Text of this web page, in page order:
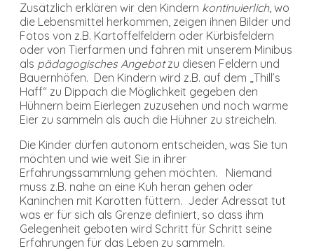
Zusätzlich erklären wir den Kindern kontinuierlich, wo
die Lebensmittel herkommen, zeigen ihnen Bilder und
Fotos von z.B. Kartoffelfeldern oder Kürbisfeldern
oder von Tierfarmen und fahren mit unserem Minibus
als pädagogisches Angebotzu diesen Feldern und
Bauernhöfen. Den Kindern wird z.B. auf dem „Thill’s
Haff“ zu Dippach die Möglichkeit gegeben den
Hühnern beim Eierlegen zuzusehen und noch warme
Eier zu sammeln als auch die Hühner zu streicheln.
Die Kinder dürfen autonom entscheiden, was Sie tun
möchten und wie weit Sie in ihrer
Erfahrungssammlung gehen möchten. Niemand
muss z.B. nahe an eine Kuh heran gehen oder
Kaninchen mit Karotten füttern. Jeder Adressat tut
was er für sich als Grenze definiert, so dass ihm
Gelegenheit geboten wird Schritt für Schritt seine
Erfahrungen für das Leben zu sammeln.